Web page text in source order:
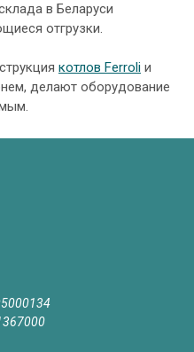
в Беларуси
отгрузки.
котлов Ferroli и
делают оборудование